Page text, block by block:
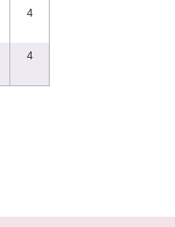
4
4